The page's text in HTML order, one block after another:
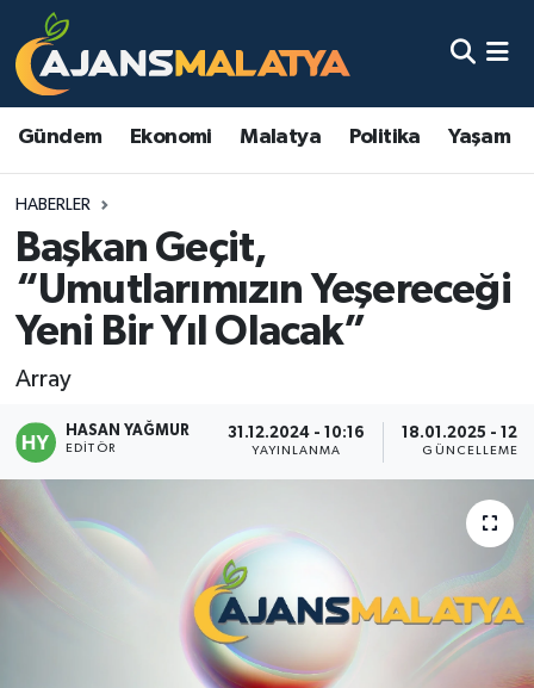
Gündem Ekonomi Malatya Politika Yaşam
HABERLER
Başkan Geçit,
“Umutlarımızın Yeşereceği
Yeni Bir Yıl Olacak”
Array
HASAN YAĞMUR
EDITÖR
31.12.2024 - 10:16
YAYINLANMA
18.01.2025 -
GÜNCELLEME
Asayiş
Eğitim
Ekonomi
Gündem
Kadın
Kültür & Sanat
Magazin
Malatya Nöbetçi Eczaneler
Malatya Namaz Vakitleri
Malatya Trafik Yoğunluk Haritası
TFF 3.Lig 2.Grup Puan Durumu ve Fikstür
Tüm Manşetler
Son Dakika Haberleri
Haber Arşivi